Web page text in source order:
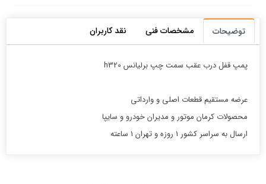
توضیحات مشخصات فنی نقد کاربران
پمپ قفل درب عقب سمت چپ برلیانس h320
عرضه مستقیم قطعات اصلی و وارداتی
محصولات کرمان موتور و مدیران خودرو و سایپا
ارسال به سراسر کشور 1 روزه و تهران 1 ساعته